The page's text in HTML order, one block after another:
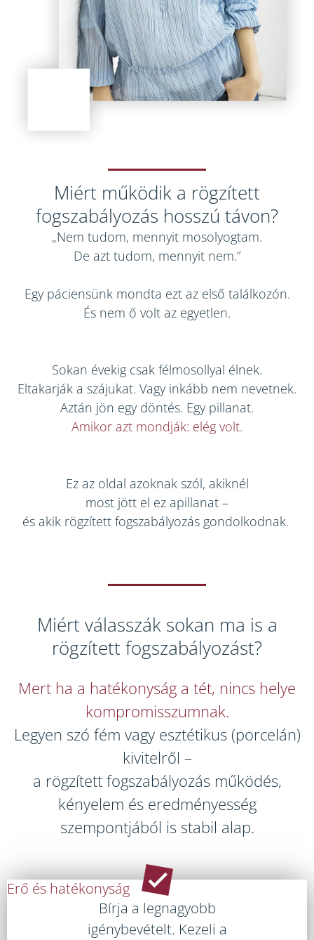
Miért működik a rögzített
fogszabályozás hosszú távon?
„Nem tudom, mennyit mosolyogtam.
De azt tudom, mennyit nem.”
Egy páciensünk mondta ezt az első találkozón.
És nem ő volt az egyetlen.
Sokan évekig csak félmosollyal élnek.
Eltakarják a szájukat. Vagy inkább nem nevetnek.
Aztán jön egy döntés. Egy pillanat.
Amikor azt mondják: elég volt.
Ez az oldal azoknak szól, akiknél
most jött el ez apillanat –
és akik rögzített fogszabályozás gondolkodnak.
Miért válasszák sokan ma is a
rögzített fogszabályozást?
Mert ha a hatékonyság a tét, nincs helye
kompromisszumnak.
Legyen szó fém vagy esztétikus (porcelán)
kivitelről –
a rögzített fogszabályozás működés,
kényelem és eredményesség
szempontjából is stabil alap.
Erő és hatékonyság
Bírja a legnagyobb
igénybevételt. Kezeli a